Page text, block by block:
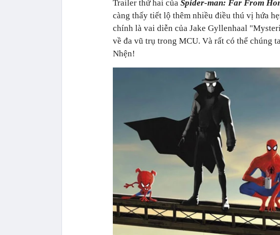
Trailer thứ hai của Spider-man: Far From
càng thấy tiết lộ thêm nhiều điều thú vị hứa
chính là vai diễn của Jake Gyllenhaal
về đa vũ trụ trong MCU. Và rất có thể chúng
Nhện!